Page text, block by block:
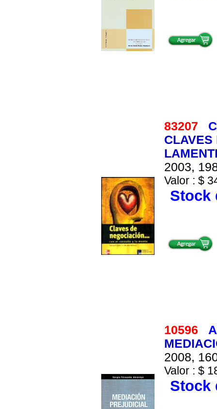
83207
CLAVES
2003,
Valor : $
Stock
10596
2008,
Valor : $
Stock